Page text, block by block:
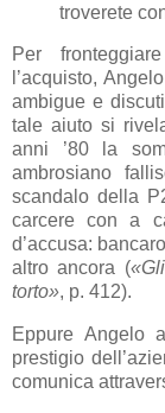
troverete
Per
l’acquisto,
ambigue e
tale aiuto si
anni ’80 la
ambrosiano
scandalo della
carcere con a
d’accusa:
altro ancora (
torto», p. 412).
Eppure Angelo
prestigio
comunica